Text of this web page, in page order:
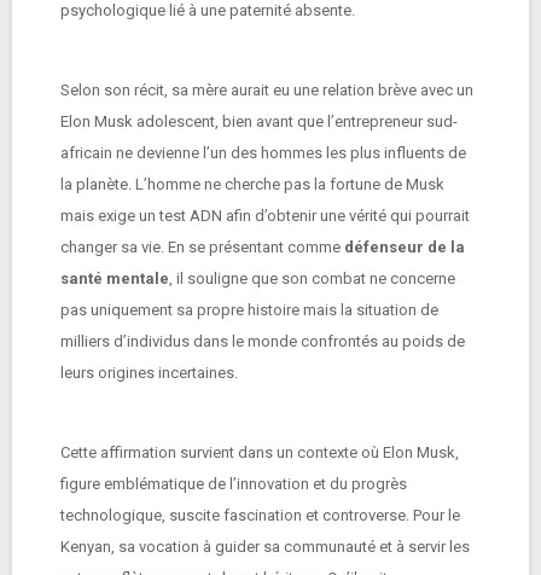
psychologique lié à une paternité absente.
Selon son récit, sa mère aurait eu une relation brève avec un
Elon Musk adolescent, bien avant que l’entrepreneur sud-
africain ne devienne l’un des hommes les plus influents de
la planète. L’homme ne cherche pas la fortune de Musk
mais exige un test ADN afin d’obtenir une vérité qui pourrait
changer sa vie. En se présentant comme défenseur de la
santé mentale, il souligne que son combat ne concerne
pas uniquement sa propre histoire mais la situation de
milliers d’individus dans le monde confrontés au poids de
leurs origines incertaines.
Cette affirmation survient dans un contexte où Elon Musk,
figure emblématique de l’innovation et du progrès
technologique, suscite fascination et controverse. Pour le
Kenyan, sa vocation à guider sa communauté et à servir les